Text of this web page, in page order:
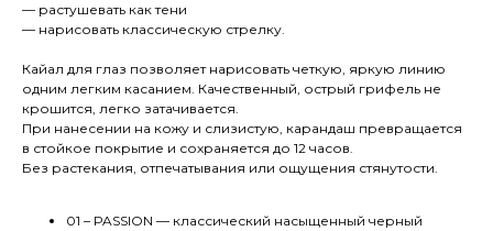
— растушевать как тени
— нарисовать классическую стрелку.
Кайал для глаз позволяет нарисовать четкую, яркую линию
одним легким касанием. Качественный, острый грифель не
крошится, легко затачивается.
При нанесении на кожу и слизистую, карандаш превращается
в стойкое покрытие и сохраняется до 12 часов.
Без растекания, отпечатывания или ощущения стянутости.
01 – PASSION — классический насыщенный черный